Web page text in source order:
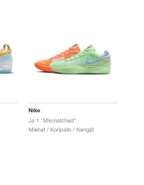
Nike
Ja 1 "Mismatched"
Miehet / Koripallo / Kengät